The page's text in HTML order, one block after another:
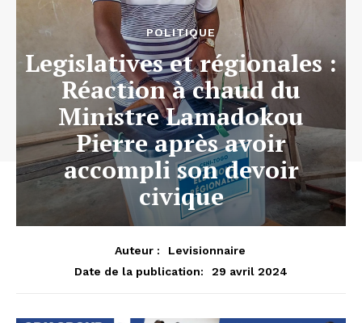
POLITIQUE
Legislatives et régionales :
Réaction à chaud du
Ministre Lamadokou
Pierre après avoir
accompli son devoir
civique
Auteur :
Levisionnaire
Date de la publication:
29 avril 2024